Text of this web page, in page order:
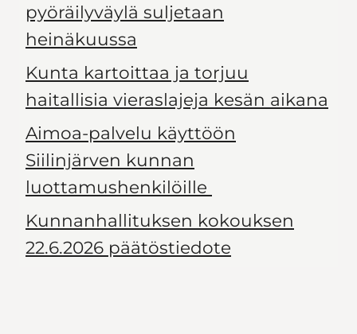
pyöräilyväylä suljetaan
heinäkuussa
Kunta kartoittaa ja torjuu
haitallisia vieraslajeja kesän aikana
Aimoa-palvelu käyttöön
Siilinjärven kunnan
luottamushenkilöille
Kunnanhallituksen kokouksen
22.6.2026 päätöstiedote